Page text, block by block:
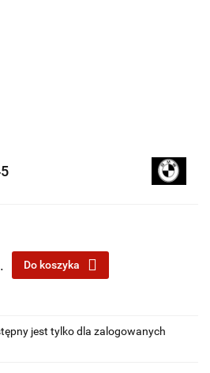
Do koszyka
jest tylko dla zalogowanych